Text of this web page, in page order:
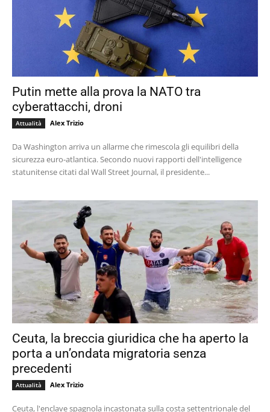
Putin mette alla prova la NATO tra
cyberattacchi, droni
Attualità Alex Trizio
Da Washington arriva un allarme che rimescola gli equilibri della
sicurezza euro-atlantica. Secondo nuovi rapporti dell'intelligence
statunitense citati dal Wall Street Journal, il presidente...
Ceuta, la breccia giuridica che ha aperto la
porta a un’ondata migratoria senza
precedenti
Attualità Alex Trizio
Ceuta, l'enclave spagnola incastonata sulla costa settentrionale del